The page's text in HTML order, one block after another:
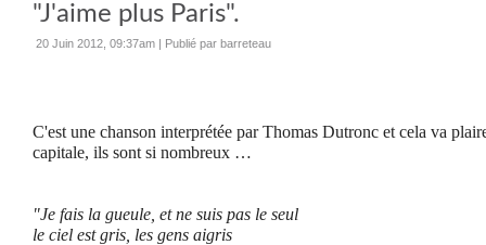
"J'aime plus Paris".
20 Juin 2012, 09:37am | Publié par barreteau
C'est une chanson interprétée par Thomas Dutronc et cela va
capitale, ils sont si nombreux …
"Je fais la gueule, et ne suis pas le seul
le ciel est gris, les gens aigris